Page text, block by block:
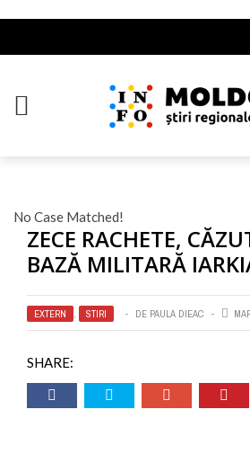
No Case Matched!
ZECE RACHETE,
BAZĂ MILITARĂ
EXTERN , STIRI DE PAULA DIEAC
SHARE: